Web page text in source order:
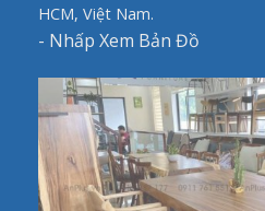
HCM, Việt Nam.
- Nhấp Xem Bản Đồ